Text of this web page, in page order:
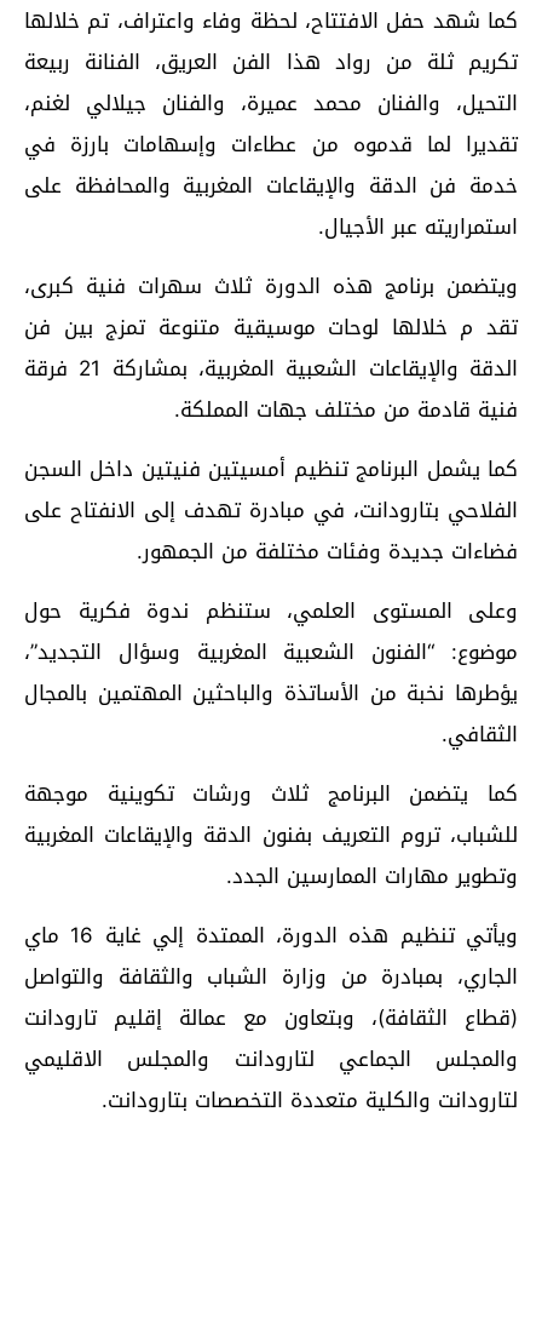
كما شهد حفل الافتتاح، لحظة وفاء واعتراف، تم خلالها
تكريم ثلة من رواد هذا الفن العريق، الفنانة ربيعة
التحيل، والفنان محمد عميرة، والفنان جيلالي لغنم،
تقديرا لما قدموه من عطاءات وإسهامات بارزة في
خدمة فن الدقة والإيقاعات المغربية والمحافظة على
استمراريته عبر الأجيال.
ويتضمن برنامج هذه الدورة ثلاث سهرات فنية كبرى،
تقد م خلالها لوحات موسيقية متنوعة تمزج بين فن
الدقة والإيقاعات الشعبية المغربية، بمشاركة 21 فرقة
فنية قادمة من مختلف جهات المملكة.
كما يشمل البرنامج تنظيم أمسيتين فنيتين داخل السجن
الفلاحي بتارودانت، في مبادرة تهدف إلى الانفتاح على
فضاءات جديدة وفئات مختلفة من الجمهور.
وعلى المستوى العلمي، ستنظم ندوة فكرية حول
موضوع: “الفنون الشعبية المغربية وسؤال التجديد”،
يؤطرها نخبة من الأساتذة والباحثين المهتمين بالمجال
الثقافي.
كما يتضمن البرنامج ثلاث ورشات تكوينية موجهة
للشباب، تروم التعريف بفنون الدقة والإيقاعات المغربية
وتطوير مهارات الممارسين الجدد.
ويأتي تنظيم هذه الدورة، الممتدة إلي غاية 16 ماي
الجاري، بمبادرة من وزارة الشباب والثقافة والتواصل
(قطاع الثقافة)، وبتعاون مع عمالة إقليم تارودانت
والمجلس الجماعي لتارودانت والمجلس الاقليمي
لتارودانت والكلية متعددة التخصصات بتارودانت.